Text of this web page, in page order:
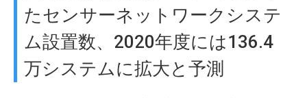
たセンサーネットワークシステ
ム設置数、2020年度には136.4
万システムに拡大と予測